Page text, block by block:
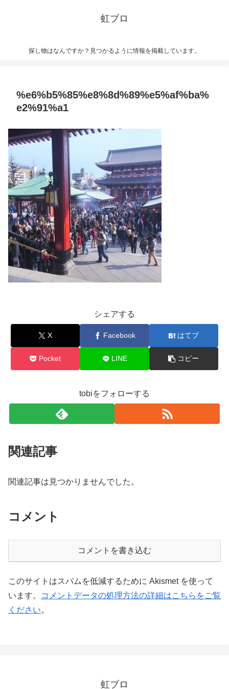
虹ブロ
探し物はなんですか？見つかるように情報を掲載しています。
%e6%b5%85%e8%8d%89%e5%af%ba%
e2%91%a1
シェアする
X Facebook はてブ
Pocket LINE コピー
tobiをフォローする
関連記事
関連記事は見つかりませんでした。
コメント
コメントを書き込む
このサイトはスパムを低減するために Akismet を使って
います。
コメントデータの処理方法の詳細はこちらをご覧
ください。
虹ブロ